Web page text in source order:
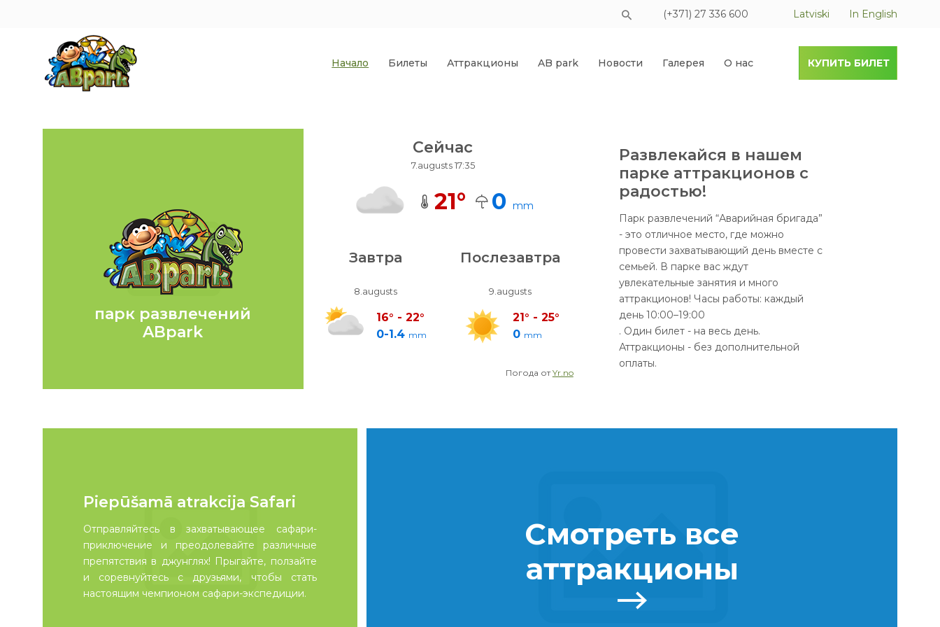
(+371) 27 336 600 Latviski In English
Начало Билеты Аттракционы AB park Новости Галерея О нас КУПИТЬ БИЛЕТ
парк развлечений
ABpark
Сейчас
7.augusts 17:35
21° 0 mm
Завтра
8.augusts
16° - 22°
0-1.4 mm
Послезавтра
9.augusts
21° -25°
0 mm
Погода отYr.no
Развлекайся в нашем
парке аттракционов с
радостью!
Парк развлечений “Аварийная бригада”
- это отличное место, где можно
провести захватывающий день вместе с
семьей. В парке вас ждут
увлекательные занятия и много
аттракционов! Часы работы: каждый
день 10:00–19:00
. Один билет - на весь день.
Аттракционы - без дополнительной
оплаты.
Piepūšamā atrakcija Safari
Отправляйтесь в захватывающее сафари-
приключение и преодолевайте различные
препятствия в джунглях! Прыгайте, ползайте
и соревнуйтесь с друзьями, чтобы стать
настоящим чемпионом сафари-экспедиции.
Смотреть все
аттракционы